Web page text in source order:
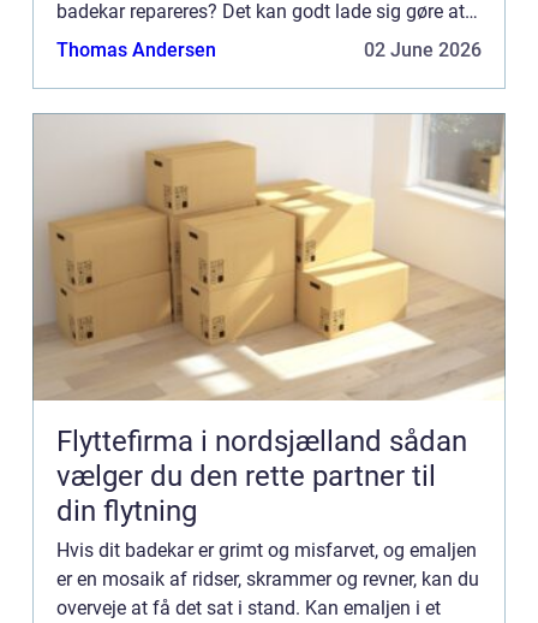
badekar repareres? Det kan godt lade sig gøre at
sætte et badekar i stand ved at reparere emaljen
Thomas Andersen 02 June 2026
Flyttefirma i nordsjælland sådan
vælger du den rette partner til
din flytning
Hvis dit badekar er grimt og misfarvet, og emaljen
er en mosaik af ridser, skrammer og revner, kan du
overveje at få det sat i stand. Kan emaljen i et